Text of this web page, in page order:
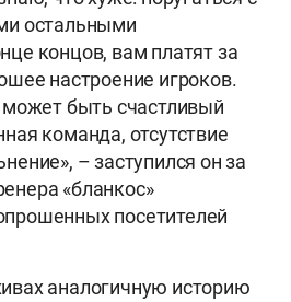
остальными
концов, вам платят за
настроение игроков.
может быть счастливый
команда, отсутствие
– заступился он за
«бланкос»
посетителей
аналогичную историю